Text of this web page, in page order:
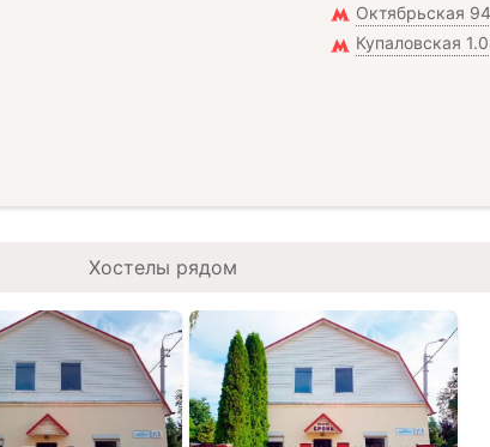
Октябрьская
Купаловская
Хостелы рядом